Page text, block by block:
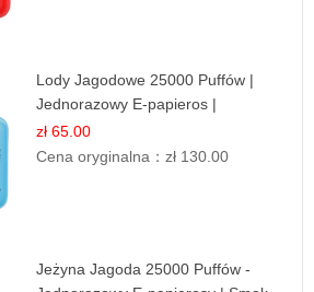
Lody Jagodowe 25000 Puffów |
Jednorazowy E-papieros |
Deserowy Smak
zł 65.00
Cena oryginalna：zł 130.00
Jeżyna Jagoda 25000 Puffów -